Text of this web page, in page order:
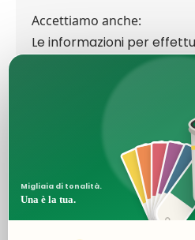
Accettiamo anche:
Le informazioni per
tramite bonifico le
Ottimo
4,5
/5
Migliaia di tonalità.
Una è la tua.